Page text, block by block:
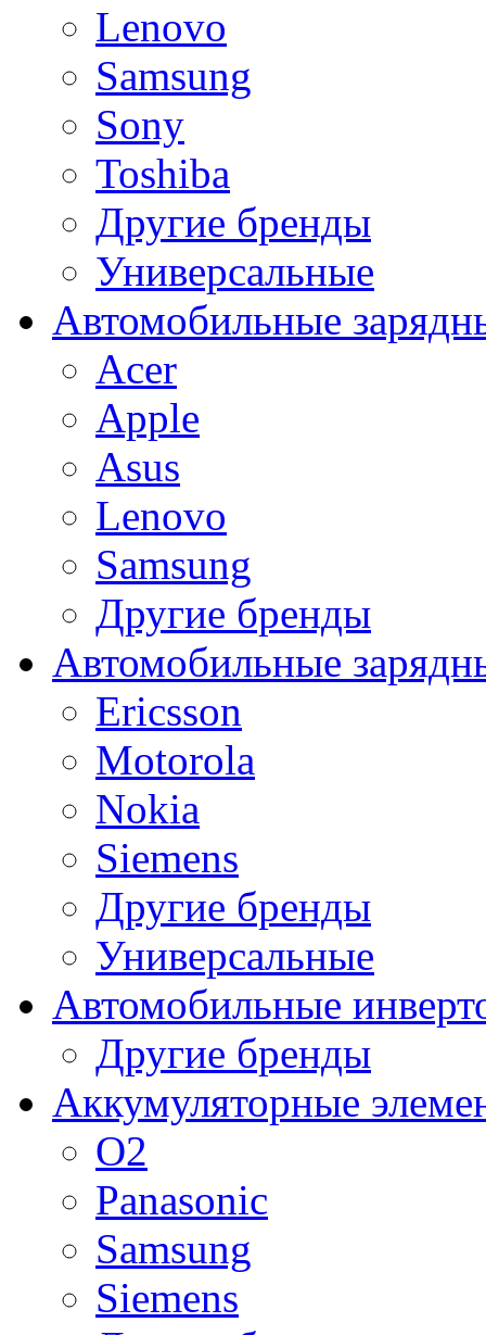
Lenovo
Samsung
Sony
Toshiba
Другие бренды
Универсальные
Автомобильные
Acer
Apple
Asus
Lenovo
Samsung
Другие бренды
Автомобильные
Ericsson
Motorola
Nokia
Siemens
Другие бренды
Универсальные
Автомобильные
Другие бренды
Аккумуляторные
O2
Panasonic
Samsung
Siemens